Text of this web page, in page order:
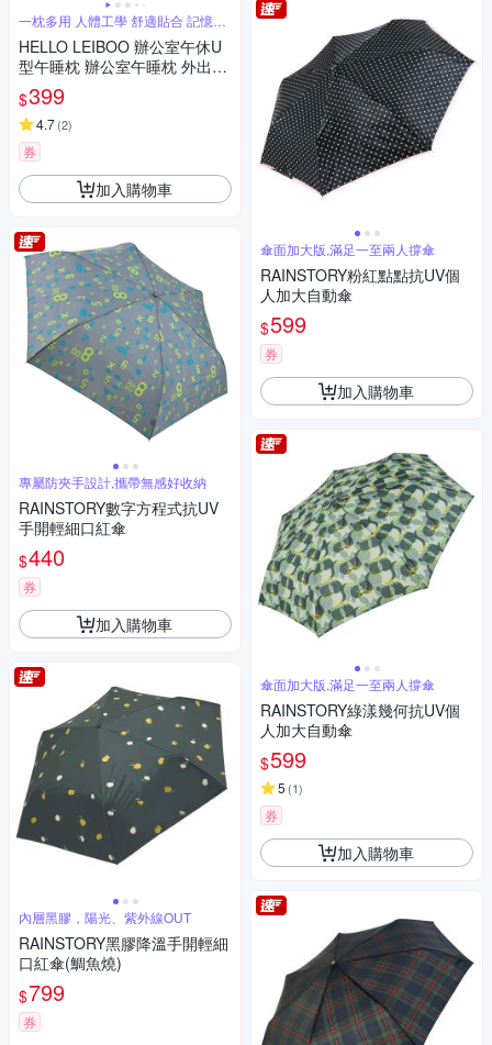
一枕多用 人體工學 舒適貼合 記憶回
HELLO LEIBOO 辦公室午休U
型午睡枕 辦公室午睡枕 外出旅
遊U型頸枕 午覺鏤空趴趴枕
$399
4.7(2)
券
加入購物車
專屬防夾手設計,攜帶無感好收納
RAINSTORY數字方程式抗UV
手開輕細口紅傘
$440
券
加入購物車
內層黑膠，陽光、紫外線OUT
RAINSTORY黑膠降溫手開輕細
口紅傘(鯛魚燒)
$799
券
傘面加大版,滿足一至兩人撐傘
RAINSTORY粉紅點點抗UV個
人加大自動傘
$599
券
加入購物車
傘面加大版,滿足一至兩人撐傘
RAINSTORY綠漾幾何抗UV個
人加大自動傘
$599
5 (1)
券
加入購物車